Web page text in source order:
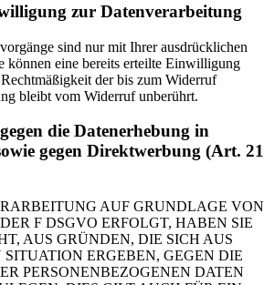
zur Datenverarbeitung
sind nur mit Ihrer ausdrücklichen
eine bereits erteilte Einwilligung
der bis zum Widerruf
bleibt vom Widerruf unberührt.
die Datenerhebung in
gegen Direktwerbung (Art. 21
AUF GRUNDLAGE VON
F DSGVO ERFOLGT, HABEN SIE
AUS GRÜNDEN, DIE SICH AUS
ERGEBEN, GEGEN DIE
PERSONENBEZOGENEN DATEN